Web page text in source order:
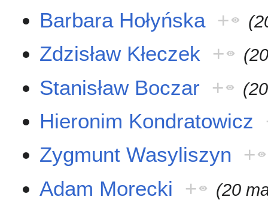
Barbara Hołyńska +
Zdzisław Kłeczek +
Stanisław Boczar +
Hieronim Kondratowicz
Zygmunt Wasyliszyn +
Adam Morecki
+ (20